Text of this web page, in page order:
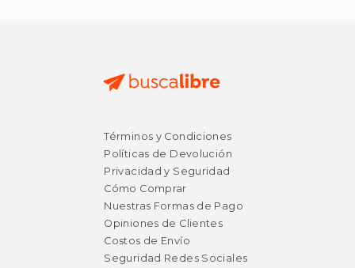
Términos y Condiciones
Políticas de Devolución
Privacidad y Seguridad
Cómo Comprar
Nuestras Formas de Pago
Opiniones de Clientes
Costos de Envío
Seguridad Redes Sociales